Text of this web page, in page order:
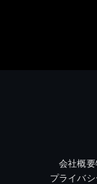
会社概要
プライバ